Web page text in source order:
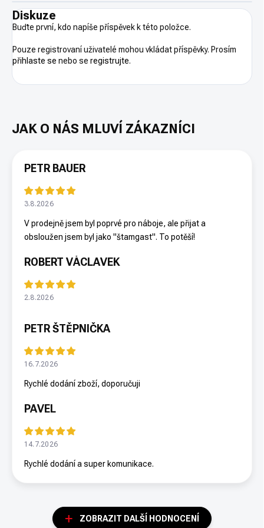
Diskuze
Buďte první, kdo napíše příspěvek k této položce.
Pouze registrovaní uživatelé mohou vkládat příspěvky. Prosím
přihlaste se nebo se registrujte.
PETR BAUER
3.8.2026
V prodejně jsem byl poprvé pro náboje, ale přijat a
obsloužen jsem byl jako "štamgast". To potěší!
ROBERT VÁCLAVEK
2.8.2026
PETR ŠTĚPNIČKA
16.7.2026
Rychlé dodání zboží, doporučuji
PAVEL
14.7.2026
Rychlé dodání a super komunikace.
ZOBRAZIT DALŠÍ HODNOCENÍ